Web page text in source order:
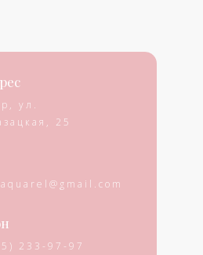
ул.
25
233-97-97